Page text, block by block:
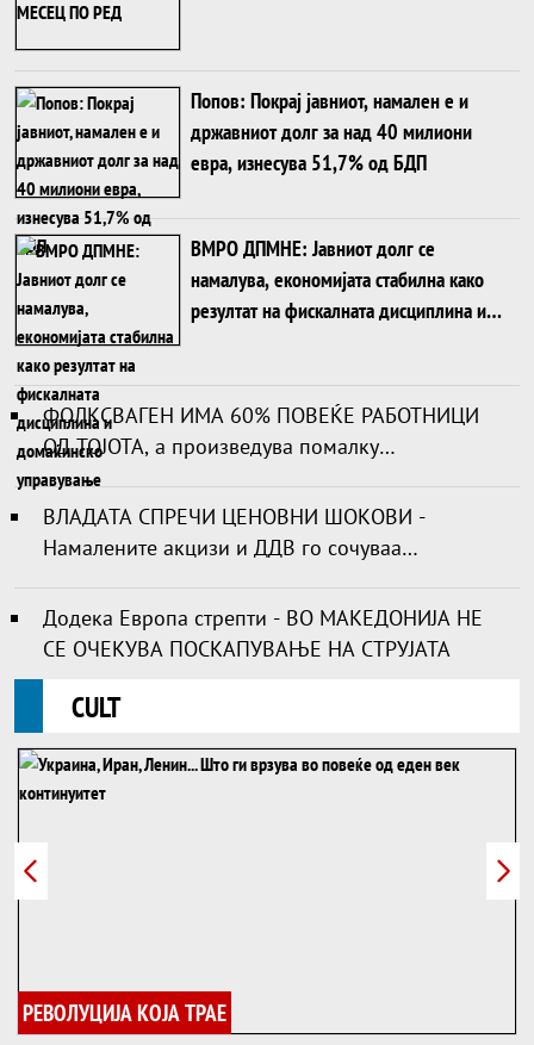
Попов: Покрај јавниот, намален е и
државниот долг за над 40 милиони
евра, изнесува 51,7% од БДП
ВМРО ДПМНЕ: Јавниот долг се
намалува, економијата стабилна како
резултат на фискалната дисциплина и
ФОЛКСВАГЕН ИМА 60% ПОВЕЌЕ РАБОТНИЦИ
ОД ТОЈОТА, а произведува помалку
автомобили. Зошто?
ВЛАДАТА СПРЕЧИ ЦЕНОВНИ ШОКОВИ -
Намалените акцизи и ДДВ го сочуваа
Додека Европа стрепти - ВО МАКЕДОНИЈА НЕ
СЕ ОЧЕКУВА ПОСКАПУВАЊЕ НА СТРУЈАТА
CULT
РЕВОЛУЦИЈА КОЈА ТРАЕ